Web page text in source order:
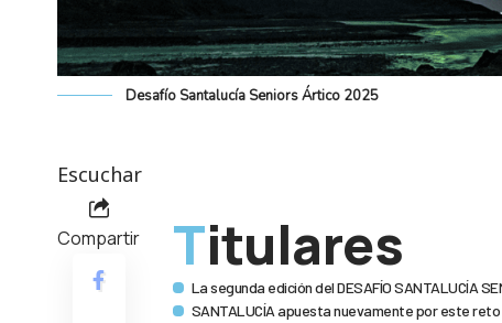
Desafío Santalucía Seniors Ártico 2025
Escuchar
Compartir Titulares
La segunda edición del DESAFÍO SANTALUCÍA
SANTALUCÍA apuesta nuevamente por este